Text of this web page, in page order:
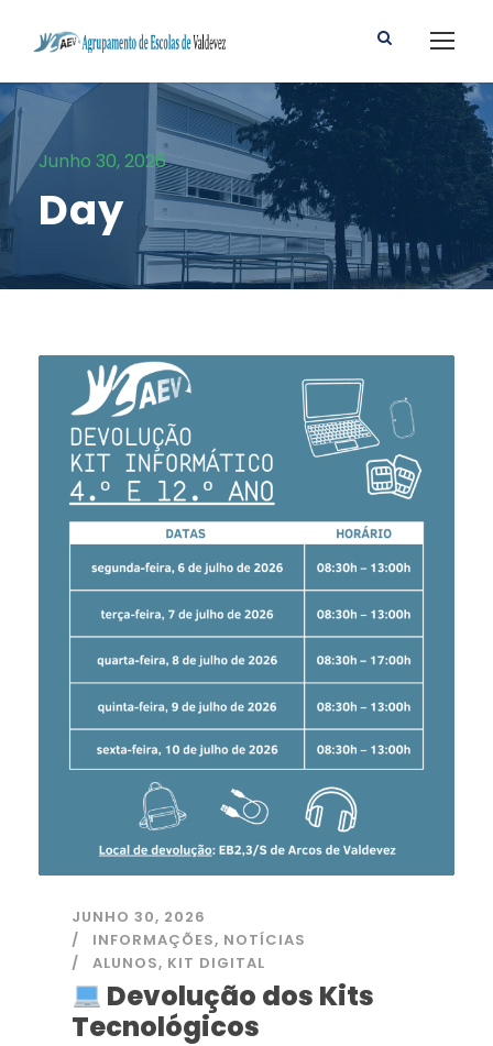
Junho 30, 2026
Day
JUNHO 30, 2026
INFORMAÇÕES, NOTÍCIAS
ALUNOS, KIT DIGITAL
Devolução dos Kits
Tecnológicos